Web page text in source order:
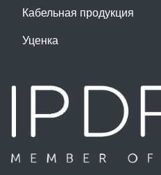
Кабельная продукция
Уценка